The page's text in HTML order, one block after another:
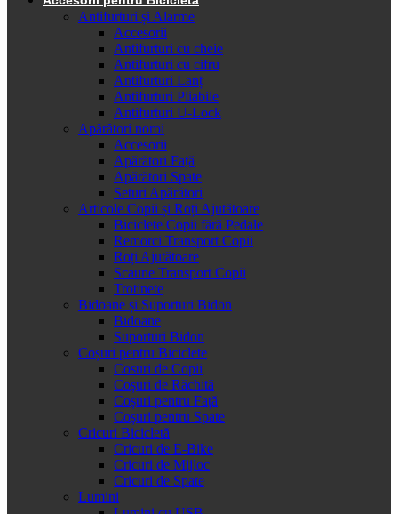
Antifurturi și Alarme
Accesorii
Antifurturi cu cheie
Antifurturi cu cifru
Antifurturi Lanț
Antifurturi Pliabile
Antifurturi U-Lock
Apărători noroi
Accesorii
Apărători Față
Apărători Spate
Seturi Apărători
Articole Copii și Roți Ajutătoare
Biciclete Copii fără Pedale
Remorci Transport Copii
Roți Ajutătoare
Scaune Transport Copii
Trotinete
Bidoane și Suporturi Bidon
Bidoane
Suporturi Bidon
Coșuri pentru Biciclete
Cosuri de Copii
Coșuri de Răchită
Coșuri pentru Față
Coșuri pentru Spate
Cricuri Bicicletă
Cricuri de E-Bike
Cricuri de Mijloc
Cricuri de Spate
Lumini